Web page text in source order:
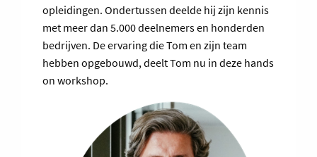
opleidingen. Ondertussen deelde hij zijn kennis
met meer dan 5.000 deelnemers en honderden
bedrijven. De ervaring die Tom en zijn team
hebben opgebouwd, deelt Tom nu in deze hands
on workshop.